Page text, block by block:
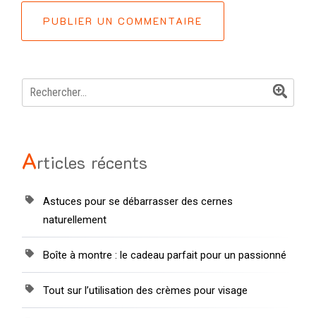
PUBLIER UN COMMENTAIRE
Rechercher :
Articles récents
Astuces pour se débarrasser des cernes
naturellement
Boîte à montre : le cadeau parfait pour un passionné
Tout sur l’utilisation des crèmes pour visage